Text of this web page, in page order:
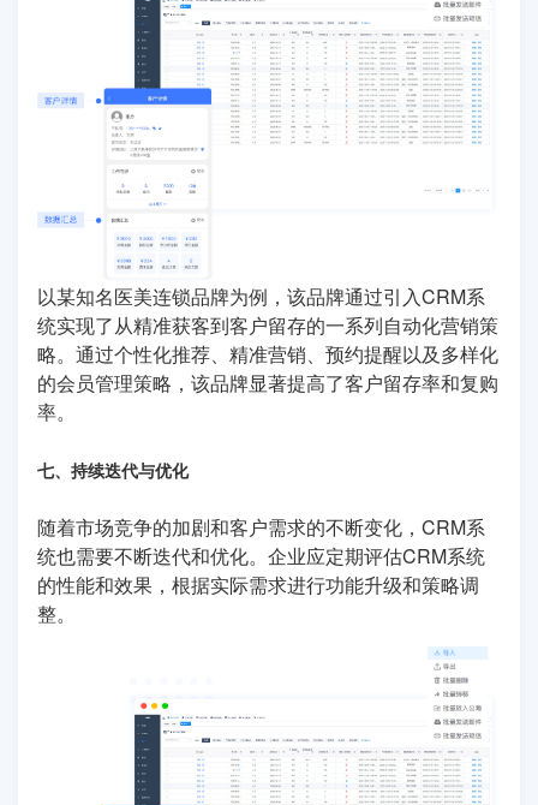
以某知名医美连锁品牌为例，该品牌通过引入CRM系
统实现了从精准获客到客户留存的一系列自动化营销策
略。通过个性化推荐、精准营销、预约提醒以及多样化
的会员管理策略，该品牌显著提高了客户留存率和复购
率。
七、持续迭代与优化
随着市场竞争的加剧和客户需求的不断变化，CRM系
统也需要不断迭代和优化。企业应定期评估CRM系统
的性能和效果，根据实际需求进行功能升级和策略调
整。